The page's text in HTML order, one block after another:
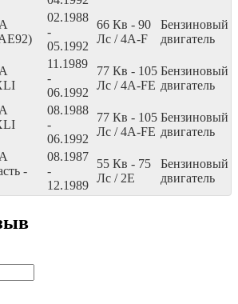
02.1988
-
05.1992
66 Кв - 90
Лс / 4A-F
Бензиновый
двигатель
11.1989
-
06.1992
77 Кв - 105
Лс / 4A-FE
Бензиновый
двигатель
08.1988
-
06.1992
77 Кв - 105
Лс / 4A-FE
Бензиновый
двигатель
-
08.1987
-
12.1989
55 Кв - 75
Лс / 2E
Бензиновый
двигатель